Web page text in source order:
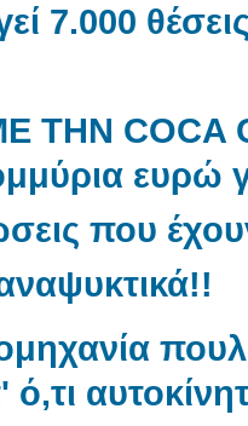
7.000
COCA
ευρώ
που